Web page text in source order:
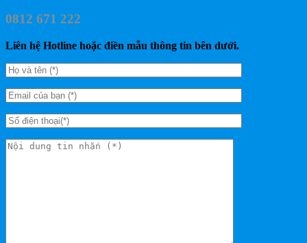
0812 671 222
Liên hệ Hotline hoặc điền mẫu thông tin bên dưới.